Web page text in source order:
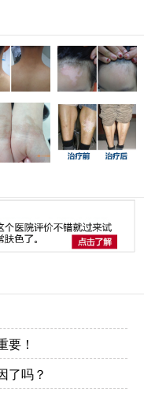
要！
了吗？